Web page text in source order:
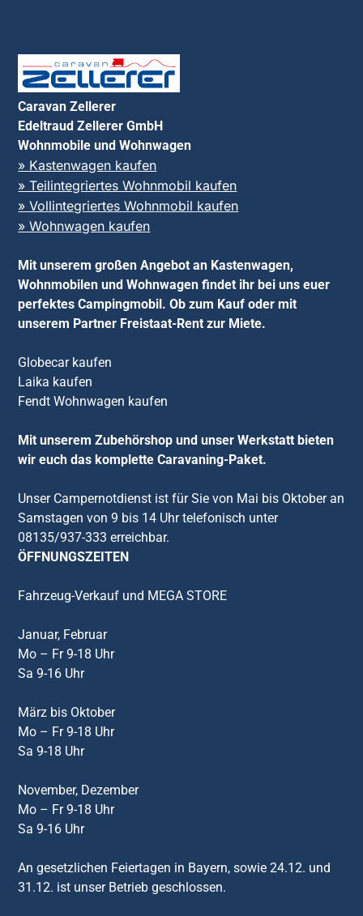
Caravan Zellerer
Edeltraud Zellerer GmbH
Wohnmobile und Wohnwagen
» Kastenwagen kaufen
» Teilintegriertes Wohnmobil kaufen
» Vollintegriertes Wohnmobil kaufen
» Wohnwagen kaufen
Mit unserem großen Angebot an Kastenwagen,
Wohnmobilen und Wohnwagen findet ihr bei uns euer
perfektes Campingmobil. Ob zum Kauf oder mit
unserem Partner Freistaat-Rent zur Miete.
Globecar kaufen
Laika kaufen
Fendt Wohnwagen kaufen
Mit unserem Zubehörshop und unser Werkstatt bieten
wir euch das komplette Caravaning-Paket.
Unser Campernotdienst ist für Sie von Mai bis Oktober an
Samstagen von 9 bis 14 Uhr telefonisch unter
08135/937-333 erreichbar.
ÖFFNUNGSZEITEN
Fahrzeug-Verkauf und MEGA STORE
Januar, Februar
Mo – Fr 9-18 Uhr
Sa 9-16 Uhr
März bis Oktober
Mo – Fr 9-18 Uhr
Sa 9-18 Uhr
November, Dezember
Mo – Fr 9-18 Uhr
Sa 9-16 Uhr
An gesetzlichen Feiertagen in Bayern, sowie 24.12. und
31.12. ist unser Betrieb geschlossen.